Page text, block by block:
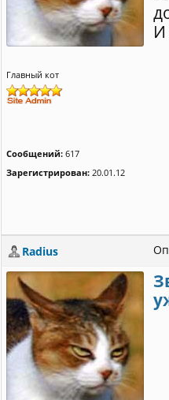
Главный кот
Сообщений: 617
Зарегистрирован: 20.01.12
И
Radius